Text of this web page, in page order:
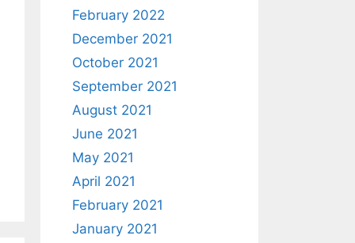
February 2022
December 2021
October 2021
September 2021
August 2021
June 2021
May 2021
April 2021
February 2021
January 2021